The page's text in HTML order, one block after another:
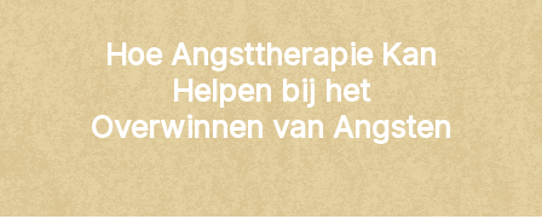
Hoe Angsttherapie Kan
Helpen bij het
Overwinnen van Angsten